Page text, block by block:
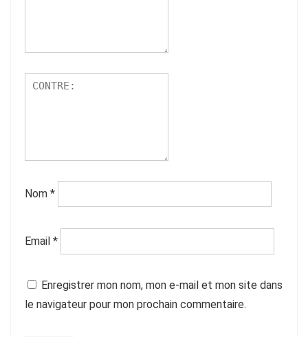
Nom *
Email *
Enregistrer mon nom, mon e-mail et mon site dans
le navigateur pour mon prochain commentaire.